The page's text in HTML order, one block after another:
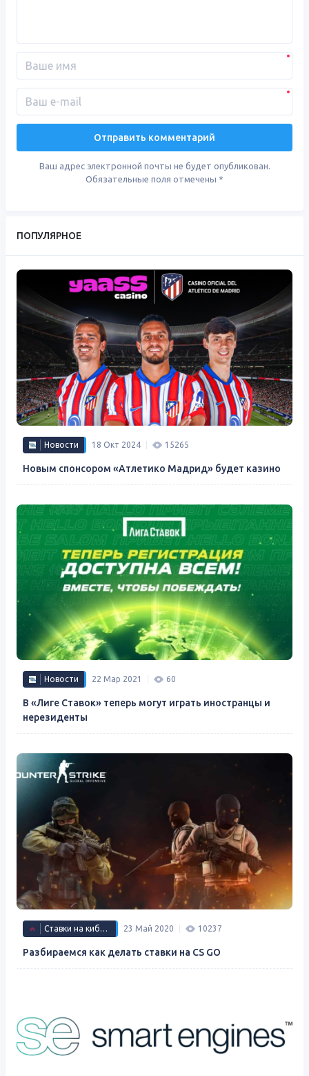
Ваш адрес электронной почты не будет опубликован.
Обязательные поля отмечены *
ПОПУЛЯРНОЕ
Новости 18 Окт 2024 15265
Новым спонсором «Атлетико Мадрид» будет казино
Новости 22 Мар 2021 60
В «Лиге Ставок» теперь могут играть иностранцы и
нерезиденты
Ставки на киберспорт 23 Май 2020 10237
Разбираемся как делать ставки на CS GO